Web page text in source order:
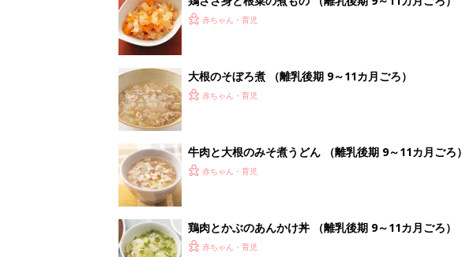
赤ちゃん・育児
大根のそぼろ煮 （離乳後期 9～11カ月ごろ）
赤ちゃん・育児
牛肉と大根のみそ煮うどん （離乳後期 9～11カ月ごろ）
赤ちゃん・育児
鶏肉とかぶのあんかけ丼 （離乳後期 9～11カ月ごろ）
赤ちゃん・育児